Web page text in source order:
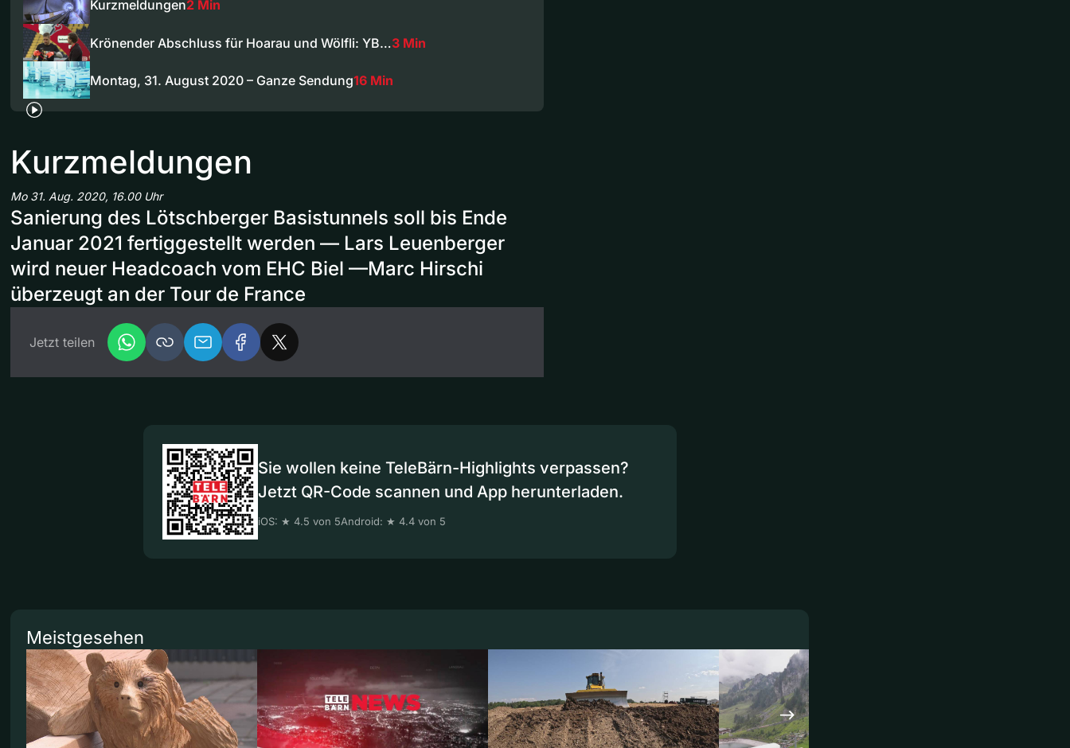
Kurzmeldungen2 Min
Krönender Abschluss für Hoarau und Wölfli: YB…3 Min
Montag, 31. August 2020 – Ganze Sendung16 Min
Kurzmeldungen
Mo 31. Aug. 2020, 16.00 Uhr
Sanierung des Lötschberger Basistunnels soll bis Ende
Januar 2021 fertiggestellt werden — Lars Leuenberger
wird neuer Headcoach vom EHC Biel —Marc Hirschi
überzeugt an der Tour de France
Jetzt teilen
Sie wollen keine TeleBärn-Highlights verpassen?
Jetzt QR-Code scannen und App herunterladen.
iOS: ★ 4.5 von 5Android: ★ 4.4 von 5
Meistgesehen